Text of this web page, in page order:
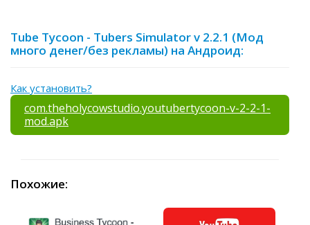
Tube Tycoon - Tubers Simulator v 2.2.1 (Мод
много денег/без рекламы) на Андроид:
Как установить?
com.theholycowstudio.youtubertycoon-v-2-2-1-
mod.apk
Похожие: